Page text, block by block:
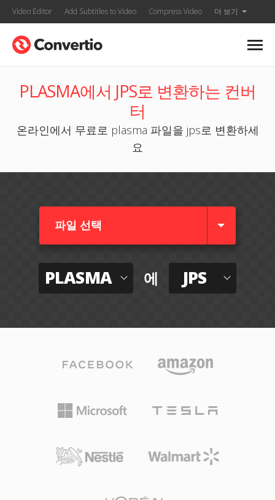
Video Editor Add Subtitles to Video Compress Video 더 보기
PLASMA에서 JPS로 변환하는 컨버
터
온라인에서 무료로 plasma 파일을 jps로 변환하세
요
파일 선택
PLASMA 에 JPS